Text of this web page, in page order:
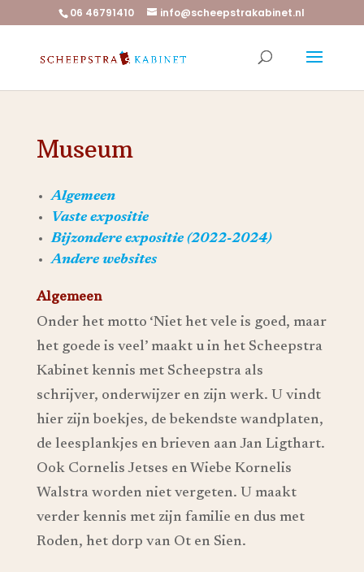
06 46791410 info@scheepstrakabinet.nl
Museum
Algemeen
Vaste expositie
Bijzondere expositie (2022-2024)
Andere websites
Algemeen
Onder het motto ‘Niet het vele is goed, maar
het goede is veel’ maakt u in het Scheepstra
Kabinet kennis met Scheepstra als
schrijver, onderwijzer en zijn werk. U vindt
hier zijn boekjes, de bekendste wandplaten,
de leesplankjes en brieven aan Jan Ligthart.
Ook Cornelis Jetses en Wiebe Kornelis
Walstra worden niet vergeten. U maakt
verder kennis met zijn familie en dus met
Roden, het dorp van Ot en Sien.